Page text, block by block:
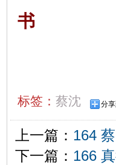
书
标签： 蔡沈 分享
上一篇： 164
下一篇： 166